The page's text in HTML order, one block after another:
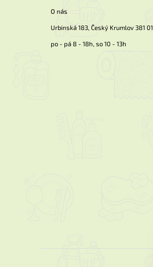
O nás
Urbinská 183, Český Krumlov 381 01
po - pá 8 - 18h, so 10 - 13h